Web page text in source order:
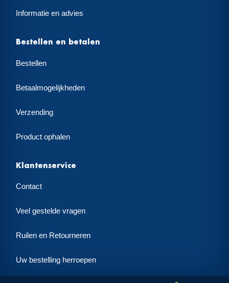
Informatie en advies
Bestellen en betalen
Bestellen
Betaalmogelijkheden
Verzending
Product ophalen
Klantenservice
Contact
Veel gestelde vragen
Ruilen en Retourneren
Uw bestelling herroepen